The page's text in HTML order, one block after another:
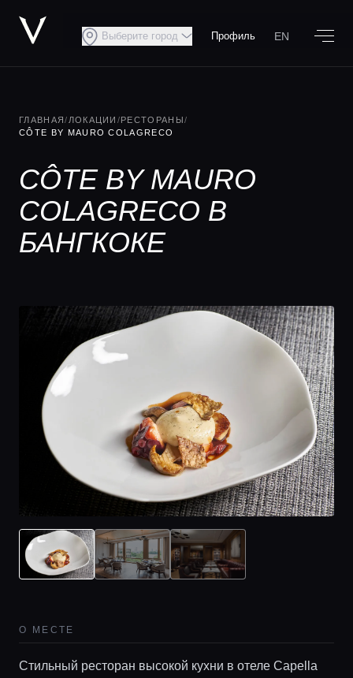
Выберите город Профиль EN
ГЛАВНАЯ/ ЛОКАЦИИ /РЕСТОРАНЫ/
CÔTE BY MAURO COLAGRECO
CÔTE BY MAURO
COLAGRECO В
БАНГКОКЕ
О МЕСТЕ
Стильный ресторан высокой кухни в отеле Capella